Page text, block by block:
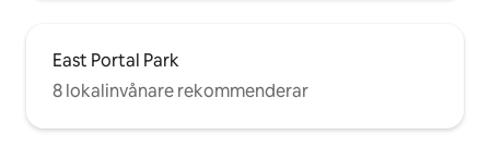
East Portal Park
8 lokalinvånare rekommenderar